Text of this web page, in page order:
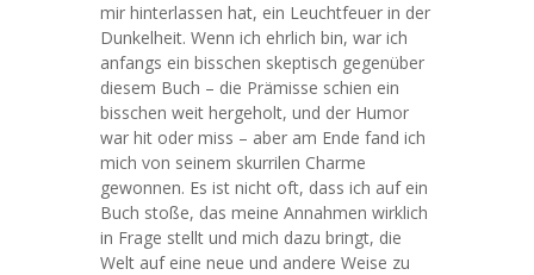
mir hinterlassen hat, ein Leuchtfeuer in der
Dunkelheit. Wenn ich ehrlich bin, war ich
anfangs ein bisschen skeptisch gegenüber
diesem Buch – die Prämisse schien ein
bisschen weit hergeholt, und der Humor
war hit oder miss – aber am Ende fand ich
mich von seinem skurrilen Charme
gewonnen. Es ist nicht oft, dass ich auf ein
Buch stoße, das meine Annahmen wirklich
in Frage stellt und mich dazu bringt, die
Welt auf eine neue und andere Weise zu